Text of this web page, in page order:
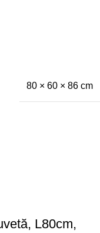
80 × 60 × 86 cm
L80cm,